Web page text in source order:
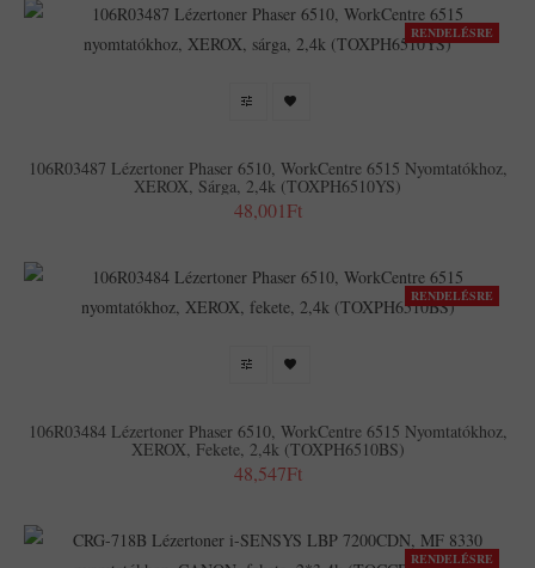
RENDELÉSRE
106R03487 Lézertoner Phaser 6510, WorkCentre 6515 Nyomtatókhoz,
XEROX, Sárga, 2,4k (TOXPH6510YS)
48,001Ft
RENDELÉSRE
106R03484 Lézertoner Phaser 6510, WorkCentre 6515 Nyomtatókhoz,
XEROX, Fekete, 2,4k (TOXPH6510BS)
48,547Ft
RENDELÉSRE